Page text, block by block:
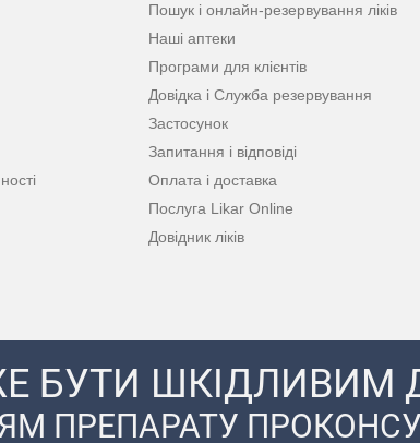
Пошук і онлайн-резервування ліків
Наші аптеки
Програми для клієнтів
Довідка і Служба резервування
Застосунок
Запитання і відповіді
Оплата і доставка
Послуга Likar Online
Довідник ліків
БУТИ ШКІДЛИВИМ
ПРЕПАРАТУ